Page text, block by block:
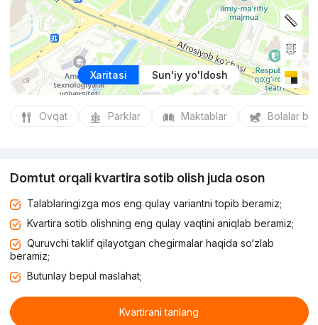
Xaritasi Sun'iy yo'ldosh
Ovqat Parklar Maktablar Bolalar
Domtut orqali kvartira sotib olish juda oson
Talablaringizga mos eng qulay variantni topib beramiz;
Kvartira sotib olishning eng qulay vaqtini aniqlab beramiz;
Quruvchi taklif qilayotgan chegirmalar haqida so‘zlab
beramiz;
Butunlay bepul maslahat;
Kvartirani tanlang